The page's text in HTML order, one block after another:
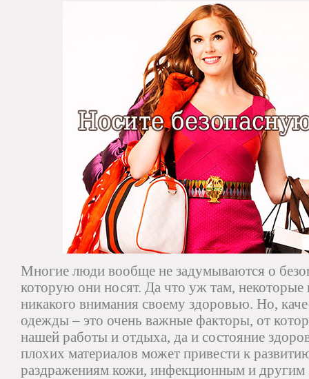
Многие люди вообще не задумываются о
которую они носят. Да что уж там,
никакого внимания своему здоровью. Но,
одежды – это очень важные факторы, от
нашей работы и отдыха, да и состояние
плохих материалов может привести к
раздражениям кожи, инфекционным и другим